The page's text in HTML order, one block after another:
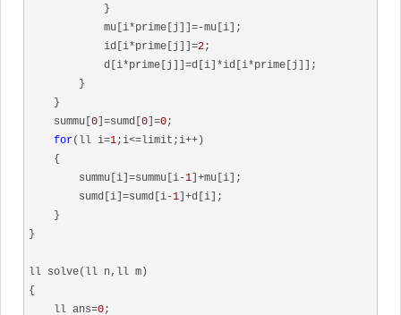
            id[i*prime[j]]=
2;
    summu[
0 ]=sumd[ 0 ]=0;
for(ll i=1;i<=limit;i++)
        summu[i]=summu[i-
1 ]+mu[i];
        sumd[i]=sumd[i-
1 ]+d[i];
}
ll solve(ll n,ll m)
{
    ll ans=
0;